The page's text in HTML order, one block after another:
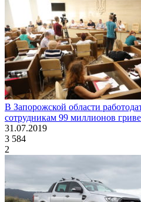
В Запорожской области
сотрудникам 99 миллионов
31.07.2019
3 584
2